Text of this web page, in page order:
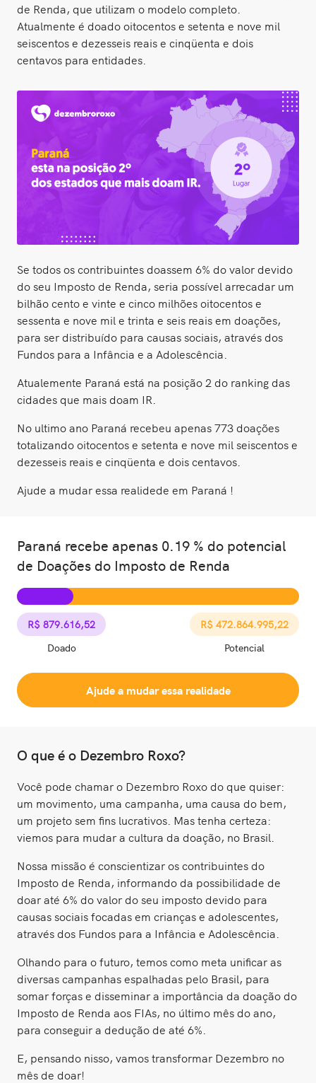
de Renda, que utilizam o modelo completo.
Atualmente é doado oitocentos e setenta e nove mil
seiscentos e dezesseis reais e cinqüenta e dois
centavos para entidades.
Se todos os contribuintes doassem 6% do valor devido
do seu Imposto de Renda, seria possível arrecadar um
bilhão cento e vinte e cinco milhões oitocentos e
sessenta e nove mil e trinta e seis reais em doações,
para ser distribuído para causas sociais, através dos
Fundos para a Infância e a Adolescência.
Atualemente Paraná está na posição 2 do ranking das
cidades que mais doam IR.
No ultimo ano Paraná recebeu apenas 773 doações
totalizando oitocentos e setenta e nove mil seiscentos e
dezesseis reais e cinqüenta e dois centavos.
Ajude a mudar essa realidede em Paraná !
Paraná recebe apenas 0.19 % do potencial
de Doações do Imposto de Renda
R$ 879.616,52
Doado
R$ 472.864.995,22
Potencial
Ajude a mudar essa realidade
O que é o Dezembro Roxo?
Você pode chamar o Dezembro Roxo do que quiser:
um movimento, uma campanha, uma causa do bem,
um projeto sem fins lucrativos. Mas tenha certeza:
viemos para mudar a cultura da doação, no Brasil.
Nossa missão é conscientizar os contribuintes do
Imposto de Renda, informando da possibilidade de
doar até 6% do valor do seu imposto devido para
causas sociais focadas em crianças e adolescentes,
através dos Fundos para a Infância e Adolescência.
Olhando para o futuro, temos como meta unificar as
diversas campanhas espalhadas pelo Brasil, para
somar forças e disseminar a importância da doação do
Imposto de Renda aos FIAs, no último mês do ano,
para conseguir a dedução de até 6%.
E, pensando nisso, vamos transformar Dezembro no
mês de doar!